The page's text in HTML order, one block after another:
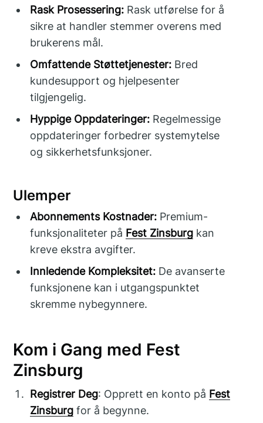
Rask Prosessering: Rask utførelse for å
sikre at handler stemmer overens med
brukerens mål.
Omfattende Støttetjenester: Bred
kundesupport og hjelpesenter
tilgjengelig.
Hyppige Oppdateringer: Regelmessige
oppdateringer forbedrer systemytelse
og sikkerhetsfunksjoner.
Ulemper
Abonnements Kostnader: Premium-
funksjonaliteter på Fest Zinsburg kan
kreve ekstra avgifter.
Innledende Kompleksitet: De avanserte
funksjonene kan i utgangspunktet
skremme nybegynnere.
Kom i Gang med Fest
Zinsburg
Registrer Deg: Opprett en konto på Fest
Zinsburg for å begynne.